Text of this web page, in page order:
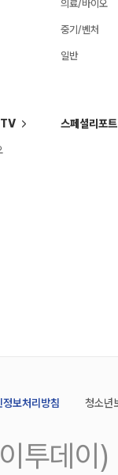
의료/바이오
중기/벤처
일반
TV 스페셜리포트
정보처리방침 청소년
투데